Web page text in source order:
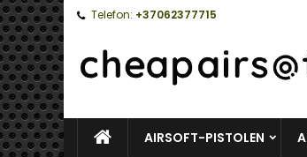
Telefon: +37062377715
STARTSEITE
AIRSOFT-PISTOLEN